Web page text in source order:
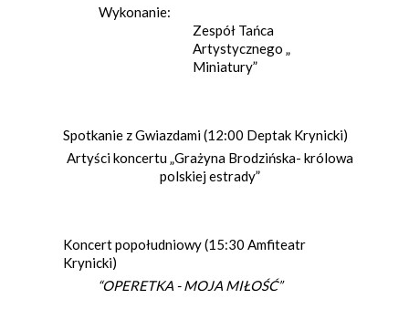
Wykonanie:
Zespół Tańca
Artystycznego „
Miniatury”
Spotkanie z Gwiazdami (12:00 Deptak Krynicki)
Artyści koncertu „Grażyna Brodzińska- królowa
polskiej estrady”
Koncert popołudniowy (15:30 Amfiteatr
Krynicki)
“OPERETKA - MOJA MIŁOŚĆ”